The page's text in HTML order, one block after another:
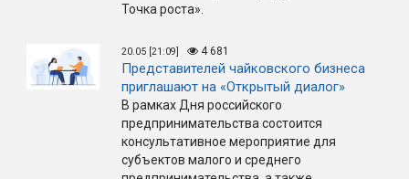
Точка роста».
20.05 [21:09] 4 681
Представителей чайковского бизнеса
приглашают на «Открытый диалог»
В рамках Дня российского
предпринимательства состоится
консультативное мероприятие для
субъектов малого и среднего